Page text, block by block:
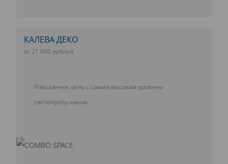
КАЛЕВА ДЕКО
от 21 600 рублей
Изысканное окно с самым высоким уровнем
светопропускания.